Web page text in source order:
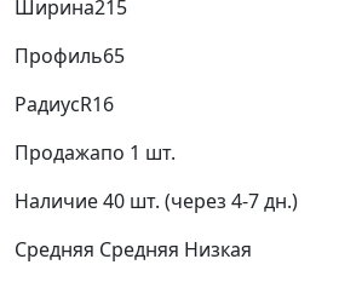
Ширина215
Профиль65
РадиусR16
Продажапо 1 шт.
Наличие40 шт. (через 4-7 дн.)
Средняя Средняя Низкая